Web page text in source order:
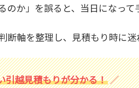
か」を誤ると、当日になって
軸を整理し、見積もり時に迷
引越見積もりが分かる！